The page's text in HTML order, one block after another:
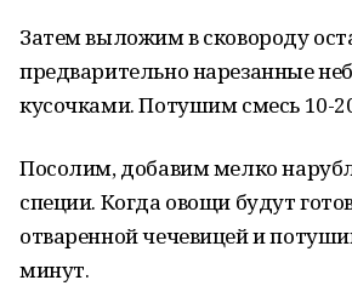
Затем выложим в сковороду
предварительно нарезанные
кусочками. Потушим смесь 10-
Посолим, добавим мелко
специи. Когда овощи будут
отваренной чечевицей и
минут.